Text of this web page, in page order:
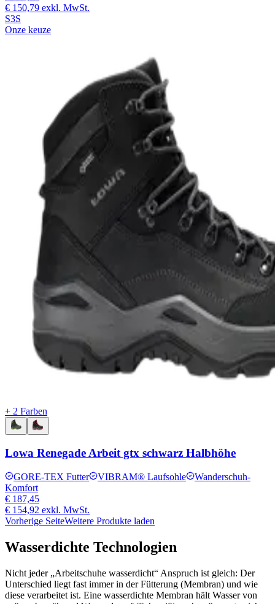
€ 150,79 exkl. MwSt.
S3S
Onze keuze
+ 2 Farben
Lowa Renegade Arbeit gtx schwarz Halbhöhe
GORE-TEX Futter VIBRAM® Laufsohle
Wanderschuh-
Komfort
€ 187,45
€ 154,92 exkl. MwSt.
Vorherige SeiteWeitere Produkte laden
Wasserdichte Technologien
Nicht jeder „Arbeitschuhe wasserdicht“ Anspruch ist gleich: Der
Unterschied liegt fast immer in der Fütterung (Membran) und wie
diese verarbeitet ist. Eine wasserdichte Membran hält Wasser von